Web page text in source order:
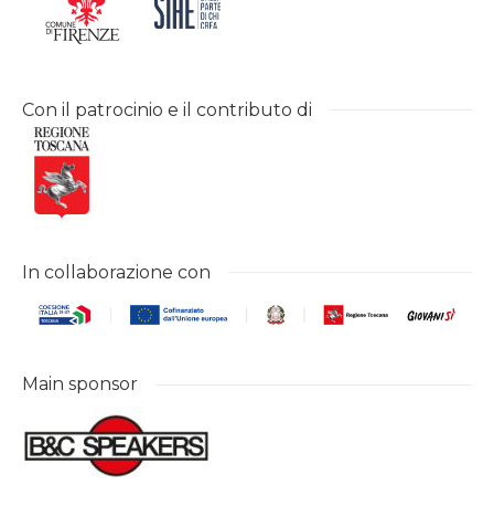
Con il patrocinio e il contributo di
In collaborazione con
Main sponsor